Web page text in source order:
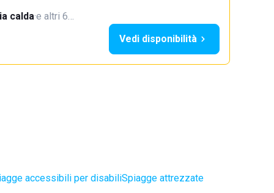
calda·e altri 6…
Vedi disponibilità
accessibili per disabiliSpiagge attrezzate